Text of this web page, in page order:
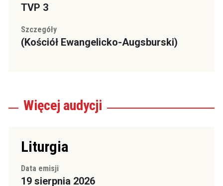
TVP 3
Szczegóły
(Kościół Ewangelicko-Augsburski)
Więcej audycji
Liturgia
Data emisji
19 sierpnia 2026